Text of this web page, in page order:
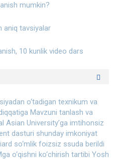
mumkin?
aniq tavsiyalar
10 kunlik video dars
o‘tadigan texnikum va
Mavzuni tanlash va
Asian University’ga imtihonsiz
dasturi shunday imkoniyat
so‘mlik foizsiz ssuda berildi
o‘qishni ko‘chirish tartibi Yosh